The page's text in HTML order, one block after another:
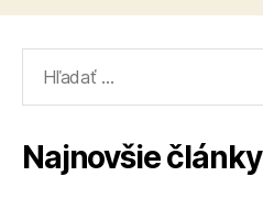
Najnovšie články